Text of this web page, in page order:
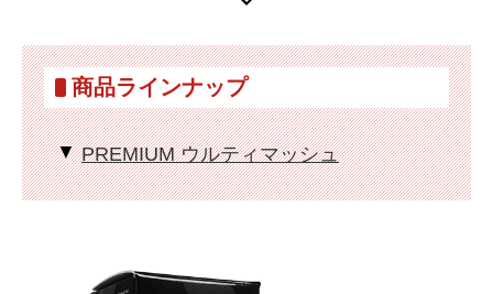
商品ラインナップ
PREMIUM ウルティマッシュ